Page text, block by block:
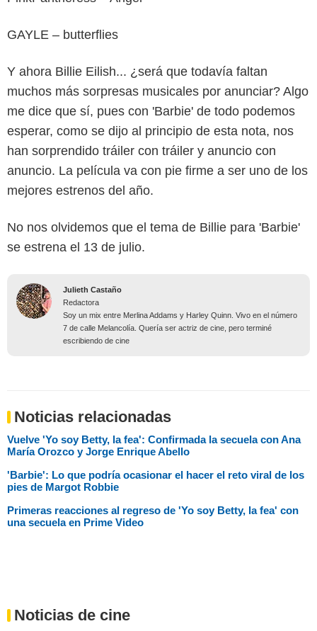
GAYLE – butterflies
Y ahora Billie Eilish... ¿será que todavía faltan
muchos más sorpresas musicales por anunciar? Algo
me dice que sí, pues con 'Barbie' de todo podemos
esperar, como se dijo al principio de esta nota, nos
han sorprendido tráiler con tráiler y anuncio con
anuncio. La película va con pie firme a ser uno de los
mejores estrenos del año.
No nos olvidemos que el tema de Billie para 'Barbie'
se estrena el 13 de julio.
Julieth Castaño
Redactora
Soy un mix entre Merlina Addams y Harley Quinn. Vivo en el número
7 de calle Melancolía. Quería ser actriz de cine, pero terminé
escribiendo de cine
Noticias relacionadas
Vuelve 'Yo soy Betty, la fea': Confirmada la secuela con Ana
María Orozco y Jorge Enrique Abello
'Barbie': Lo que podría ocasionar el hacer el reto viral de los
pies de Margot Robbie
Primeras reacciones al regreso de 'Yo soy Betty, la fea' con
una secuela en Prime Video
Noticias de cine